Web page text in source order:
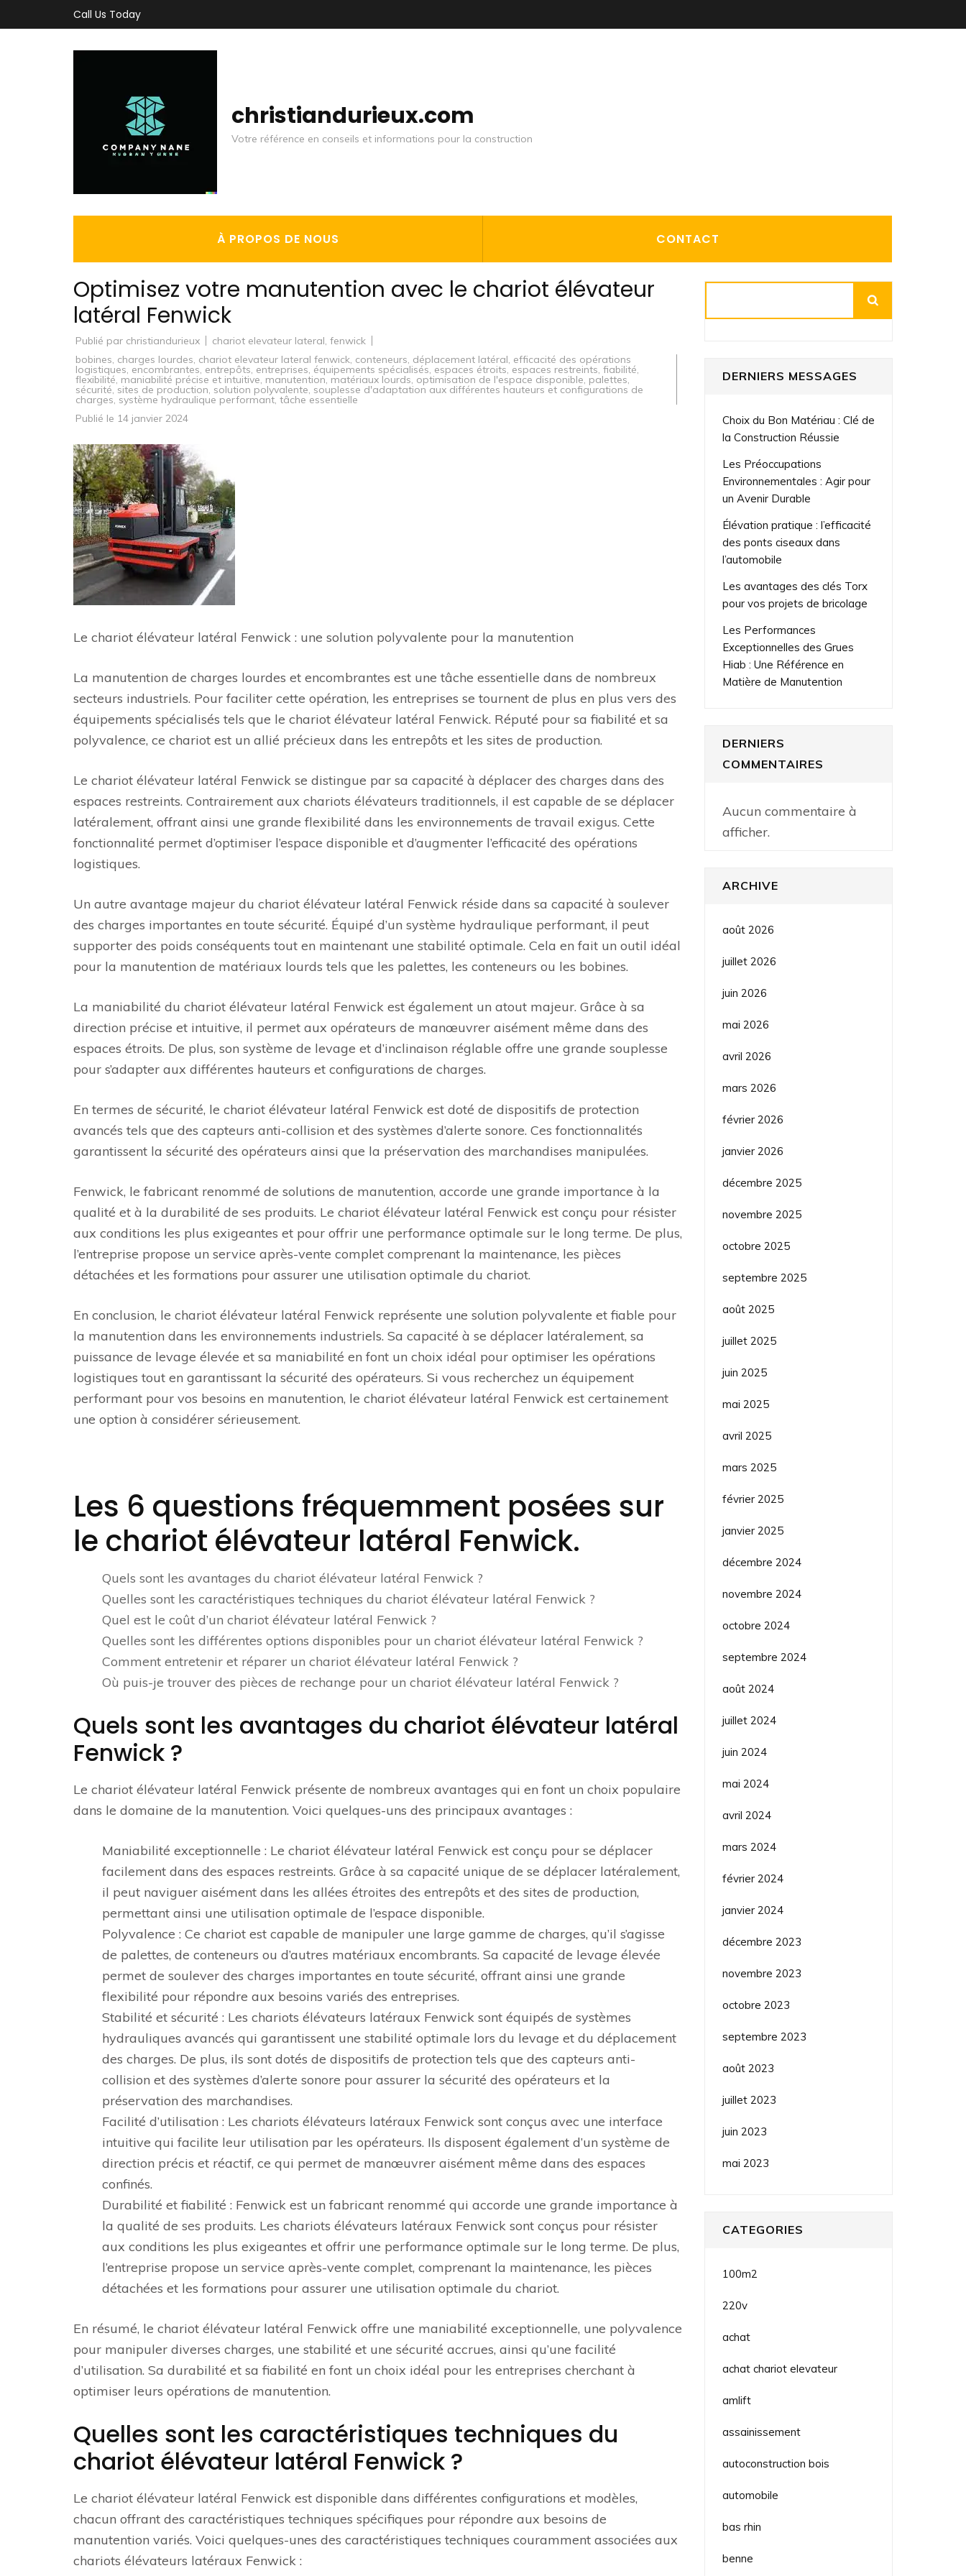
au
Call Us Today
christiandurieux.com
Votre référence en conseils et informations pour la construction
À PROPOS DE NOUS CONTACT
Optimisez votre manutention avec le chariot élévateur
latéral Fenwick
Publié par christiandurieux chariot elevateur lateral, fenwick
bobines, charges lourdes, chariot elevateur lateral fenwick, conteneurs, déplacement latéral, efficacité des opérations
logistiques, encombrantes, entrepôts, entreprises, équipements spécialisés, espaces étroits, espaces restreints, fiabilité,
flexibilité, maniabilité précise et intuitive, manutention, matériaux lourds, optimisation de l'espace disponible, palettes,
sécurité, sites de production, solution polyvalente, souplesse d'adaptation aux différentes hauteurs et configurations de
charges, système hydraulique performant, tâche essentielle
Publié le 14 janvier 2024
Le chariot élévateur latéral Fenwick : une solution polyvalente pour la manutention
La manutention de charges lourdes et encombrantes est une tâche essentielle dans de nombreux
secteurs industriels. Pour faciliter cette opération, les entreprises se tournent de plus en plus vers des
équipements spécialisés tels que le chariot élévateur latéral Fenwick. Réputé pour sa fiabilité et sa
polyvalence, ce chariot est un allié précieux dans les entrepôts et les sites de production.
Le chariot élévateur latéral Fenwick se distingue par sa capacité à déplacer des charges dans des
espaces restreints. Contrairement aux chariots élévateurs traditionnels, il est capable de se déplacer
latéralement, offrant ainsi une grande flexibilité dans les environnements de travail exigus. Cette
fonctionnalité permet d’optimiser l’espace disponible et d’augmenter l’efficacité des opérations
logistiques.
Un autre avantage majeur du chariot élévateur latéral Fenwick réside dans sa capacité à soulever
des charges importantes en toute sécurité. Équipé d’un système hydraulique performant, il peut
supporter des poids conséquents tout en maintenant une stabilité optimale. Cela en fait un outil idéal
pour la manutention de matériaux lourds tels que les palettes, les conteneurs ou les bobines.
La maniabilité du chariot élévateur latéral Fenwick est également un atout majeur. Grâce à sa
direction précise et intuitive, il permet aux opérateurs de manœuvrer aisément même dans des
espaces étroits. De plus, son système de levage et d’inclinaison réglable offre une grande souplesse
pour s’adapter aux différentes hauteurs et configurations de charges.
En termes de sécurité, le chariot élévateur latéral Fenwick est doté de dispositifs de protection
avancés tels que des capteurs anti-collision et des systèmes d’alerte sonore. Ces fonctionnalités
garantissent la sécurité des opérateurs ainsi que la préservation des marchandises manipulées.
Fenwick, le fabricant renommé de solutions de manutention, accorde une grande importance à la
qualité et à la durabilité de ses produits. Le chariot élévateur latéral Fenwick est conçu pour résister
aux conditions les plus exigeantes et pour offrir une performance optimale sur le long terme. De plus,
l’entreprise propose un service après-vente complet comprenant la maintenance, les pièces
détachées et les formations pour assurer une utilisation optimale du chariot.
En conclusion, le chariot élévateur latéral Fenwick représente une solution polyvalente et fiable pour
la manutention dans les environnements industriels. Sa capacité à se déplacer latéralement, sa
puissance de levage élevée et sa maniabilité en font un choix idéal pour optimiser les opérations
logistiques tout en garantissant la sécurité des opérateurs. Si vous recherchez un équipement
performant pour vos besoins en manutention, le chariot élévateur latéral Fenwick est certainement
une option à considérer sérieusement.
Les 6 questions fréquemment posées sur
le chariot élévateur latéral Fenwick.
Quels sont les avantages du chariot élévateur latéral Fenwick ?
Quelles sont les caractéristiques techniques du chariot élévateur latéral Fenwick ?
Quel est le coût d’un chariot élévateur latéral Fenwick ?
Quelles sont les différentes options disponibles pour un chariot élévateur latéral Fenwick ?
Comment entretenir et réparer un chariot élévateur latéral Fenwick ?
Où puis-je trouver des pièces de rechange pour un chariot élévateur latéral Fenwick ?
Quels sont les avantages du chariot élévateur latéral
Fenwick ?
Le chariot élévateur latéral Fenwick présente de nombreux avantages qui en font un choix populaire
dans le domaine de la manutention. Voici quelques-uns des principaux avantages :
Maniabilité exceptionnelle : Le chariot élévateur latéral Fenwick est conçu pour se déplacer
facilement dans des espaces restreints. Grâce à sa capacité unique de se déplacer latéralement,
il peut naviguer aisément dans les allées étroites des entrepôts et des sites de production,
permettant ainsi une utilisation optimale de l’espace disponible.
Polyvalence : Ce chariot est capable de manipuler une large gamme de charges, qu’il s’agisse
de palettes, de conteneurs ou d’autres matériaux encombrants. Sa capacité de levage élevée
permet de soulever des charges importantes en toute sécurité, offrant ainsi une grande
flexibilité pour répondre aux besoins variés des entreprises.
Stabilité et sécurité : Les chariots élévateurs latéraux Fenwick sont équipés de systèmes
hydrauliques avancés qui garantissent une stabilité optimale lors du levage et du déplacement
des charges. De plus, ils sont dotés de dispositifs de protection tels que des capteurs anti-
collision et des systèmes d’alerte sonore pour assurer la sécurité des opérateurs et la
préservation des marchandises.
Facilité d’utilisation : Les chariots élévateurs latéraux Fenwick sont conçus avec une interface
intuitive qui facilite leur utilisation par les opérateurs. Ils disposent également d’un système de
direction précis et réactif, ce qui permet de manœuvrer aisément même dans des espaces
confinés.
Durabilité et fiabilité : Fenwick est un fabricant renommé qui accorde une grande importance à
la qualité de ses produits. Les chariots élévateurs latéraux Fenwick sont conçus pour résister
aux conditions les plus exigeantes et offrir une performance optimale sur le long terme. De plus,
l’entreprise propose un service après-vente complet, comprenant la maintenance, les pièces
détachées et les formations pour assurer une utilisation optimale du chariot.
En résumé, le chariot élévateur latéral Fenwick offre une maniabilité exceptionnelle, une polyvalence
pour manipuler diverses charges, une stabilité et une sécurité accrues, ainsi qu’une facilité
d’utilisation. Sa durabilité et sa fiabilité en font un choix idéal pour les entreprises cherchant à
optimiser leurs opérations de manutention.
Quelles sont les caractéristiques techniques du
chariot élévateur latéral Fenwick ?
Le chariot élévateur latéral Fenwick est disponible dans différentes configurations et modèles,
chacun offrant des caractéristiques techniques spécifiques pour répondre aux besoins de
manutention variés. Voici quelques-unes des caractéristiques techniques couramment associées aux
chariots élévateurs latéraux Fenwick :
DERNIERS MESSAGES
Choix du Bon Matériau : Clé de
la Construction Réussie
Les Préoccupations
Environnementales : Agir pour
un Avenir Durable
Élévation pratique : l’efficacité
des ponts ciseaux dans
l’automobile
Les avantages des clés Torx
pour vos projets de bricolage
Les Performances
Exceptionnelles des Grues
Hiab : Une Référence en
Matière de Manutention
DERNIERS
COMMENTAIRES
Aucun commentaire à
afficher.
ARCHIVE
août 2026
juillet 2026
juin 2026
mai 2026
avril 2026
mars 2026
février 2026
janvier 2026
décembre 2025
novembre 2025
octobre 2025
septembre 2025
août 2025
juillet 2025
juin 2025
mai 2025
avril 2025
mars 2025
février 2025
janvier 2025
décembre 2024
novembre 2024
octobre 2024
septembre 2024
août 2024
juillet 2024
juin 2024
mai 2024
avril 2024
mars 2024
février 2024
janvier 2024
décembre 2023
novembre 2023
octobre 2023
septembre 2023
août 2023
juillet 2023
juin 2023
mai 2023
CATEGORIES
100m2
220v
achat
achat chariot elevateur
amlift
assainissement
autoconstruction bois
automobile
bas rhin
benne